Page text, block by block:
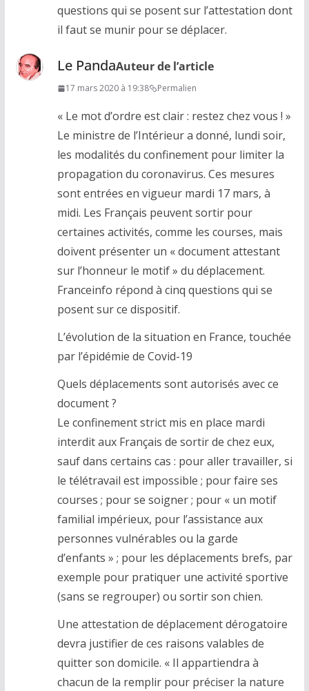
questions qui se posent sur l’attestation dont
il faut se munir pour se déplacer.
Le PandaAuteur de l’article
17 mars 2020 à 19:38 Permalien
« Le mot d’ordre est clair : restez chez vous ! »
Le ministre de l’Intérieur a donné, lundi soir,
les modalités du confinement pour limiter la
propagation du coronavirus. Ces mesures
sont entrées en vigueur mardi 17 mars, à
midi. Les Français peuvent sortir pour
certaines activités, comme les courses, mais
doivent présenter un « document attestant
sur l’honneur le motif » du déplacement.
Franceinfo répond à cinq questions qui se
posent sur ce dispositif.
L’évolution de la situation en France, touchée
par l’épidémie de Covid-19
Quels déplacements sont autorisés avec ce
document ?
Le confinement strict mis en place mardi
interdit aux Français de sortir de chez eux,
sauf dans certains cas : pour aller travailler, si
le télétravail est impossible ; pour faire ses
courses ; pour se soigner ; pour « un motif
familial impérieux, pour l’assistance aux
personnes vulnérables ou la garde
d’enfants » ; pour les déplacements brefs, par
exemple pour pratiquer une activité sportive
(sans se regrouper) ou sortir son chien.
Une attestation de déplacement dérogatoire
devra justifier de ces raisons valables de
quitter son domicile. « Il appartiendra à
chacun de la remplir pour préciser la nature